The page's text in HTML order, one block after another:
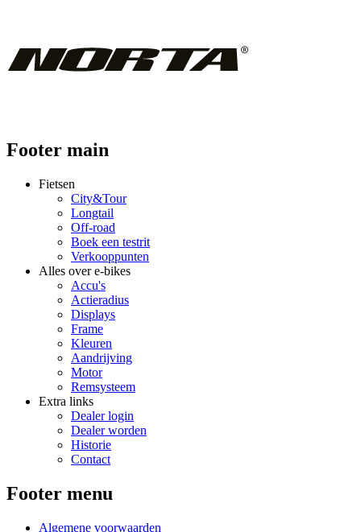
Footer main
Fietsen
City&Tour
Longtail
Off-road
Boek een testrit
Verkooppunten
Alles over e-bikes
Accu's
Actieradius
Displays
Frame
Kleuren
Aandrijving
Motor
Remsysteem
Extra links
Dealer login
Dealer worden
Historie
Contact
Footer menu
Algemene voorwaarden